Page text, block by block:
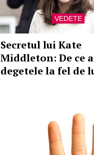
VEDETE
Secretul lui Kate
Middleton: De ce
degetele la fel de